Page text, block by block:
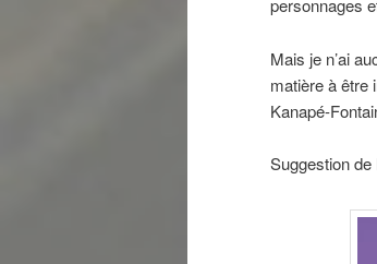
personnages
Mais je n’ai
matière à être
Kanapé-
Suggestion de